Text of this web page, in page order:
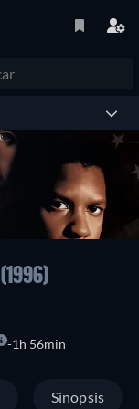
(1996)
1h 56min
Sinopsis